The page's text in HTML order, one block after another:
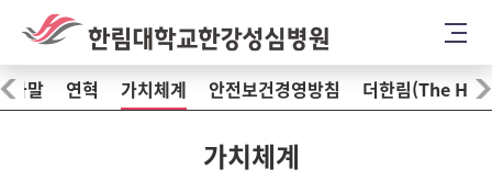
사말 연혁 가치체계 안전보건경영방침 더한림(The
가치체계